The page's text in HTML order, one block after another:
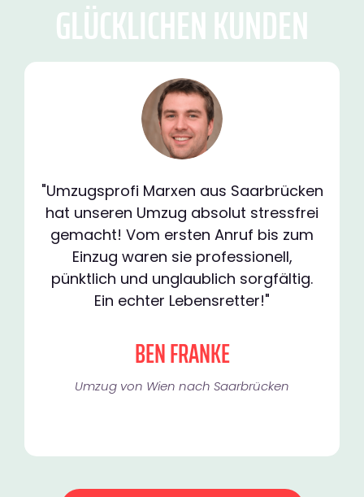
GLÜCKLICHEN KUNDEN
"Umzugsprofi Marxen aus Saarbrücken
hat unseren Umzug absolut stressfrei
gemacht! Vom ersten Anruf bis zum
Einzug waren sie professionell,
pünktlich und unglaublich sorgfältig.
Ein echter Lebensretter!"
BEN FRANKE
Umzug von Wien nach Saarbrücken